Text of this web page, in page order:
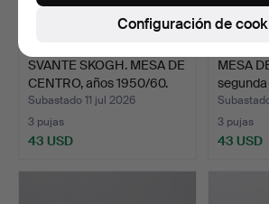
SVANTE SKOGH. MESA DE
CENTRO, años 1950/60.
Subastado 11 jul 2026
3 pujas
43 USD
MESA
3 pujas
43 USD
Configuración de